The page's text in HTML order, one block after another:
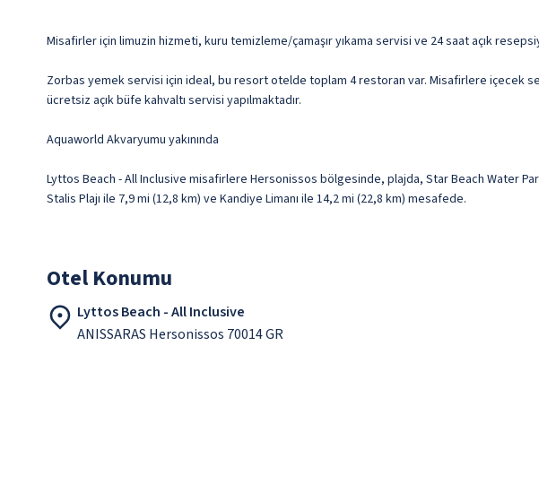
Misafirler için limuzin hizmeti, kuru temizleme/çamaşır yıkama servisi ve 24 saat açık
Zorbas yemek servisi için ideal, bu resort otelde toplam 4 restoran var. Misafirlere içecek
ücretsiz açık büfe kahvaltı servisi yapılmaktadır.
Aquaworld Akvaryumu yakınında
Lyttos Beach - All Inclusive misafirlere Hersonissos bölgesinde, plajda, Star Beach Water
Stalis Plajı ile 7,9 mi (12,8 km) ve Kandiye Limanı ile 14,2 mi (22,8 km) mesafede.
Otel Konumu
Lyttos Beach - All Inclusive
ANISSARAS Hersonissos 70014 GR